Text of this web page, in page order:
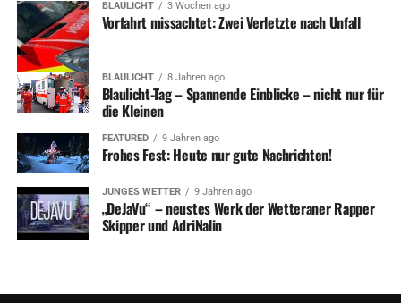
BLAULICHT 3 Wochen ago
Vorfahrt missachtet: Zwei Verletzte nach Unfall
BLAULICHT 8 Jahren ago
Blaulicht-Tag – Spannende Einblicke – nicht nur für
die Kleinen
FEATURED 9 Jahren ago
Frohes Fest: Heute nur gute Nachrichten!
JUNGES WETTER 9 Jahren ago
„DeJaVu“ – neustes Werk der Wetteraner Rapper
Skipper und AdriNalin